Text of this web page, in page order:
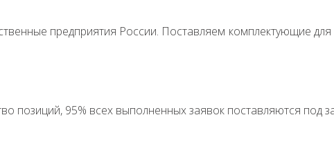
предприятия России. Поставляем комплектующие
позиций, 95% всех выполненных заявок поставляются под